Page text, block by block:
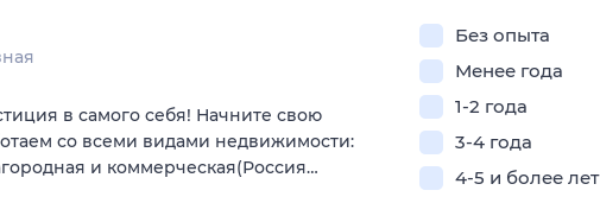
в самого себя! Начните свою
со всеми видами недвижимости:
и коммерческая(Россия…
Без опыта
Менее года
1-2 года
3-4 года
4-5 и более лет